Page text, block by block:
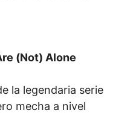
(Not) Alone
la legendaria serie
mecha a nivel